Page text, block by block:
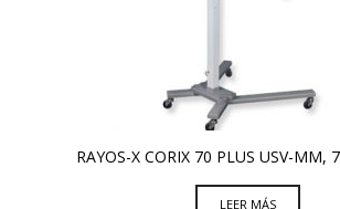
RAYOS-X CORIX 70 PLUS USV-MM,
LEER MÁS